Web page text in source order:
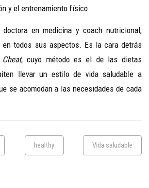
y el entrenamiento físico.
en medicina y coach nutricional,
en todos sus aspectos. Es la cara detrás
, cuyo método es el de las dietas
llevar un estilo de vida saludable a
se acomodan a las necesidades de cada
healthy Vida saludable